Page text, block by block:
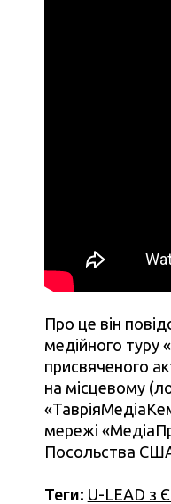
Про це він
медійного туру
присвяченого
на місцевому
мережі
Посольства США
Теги: U-LEAD з